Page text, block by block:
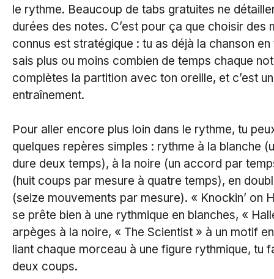
le rythme. Beaucoup de tabs gratuites ne
durées des notes. C’est pour ça que choisir des
connus est stratégique : tu as déjà la chanson
sais plus ou moins combien de temps chaque
complètes la partition avec ton oreille, et c’est
entraînement.
Pour aller encore plus loin dans le rythme, tu
quelques repères simples : rythme à la blanche
dure deux temps), à la noire (un accord par
(huit coups par mesure à quatre temps), en
(seize mouvements par mesure). « Knockin’ on
se prête bien à une rythmique en blanches, «
arpèges à la noire, « The Scientist » à un motif
liant chaque morceau à une figure rythmique, tu
deux coups.